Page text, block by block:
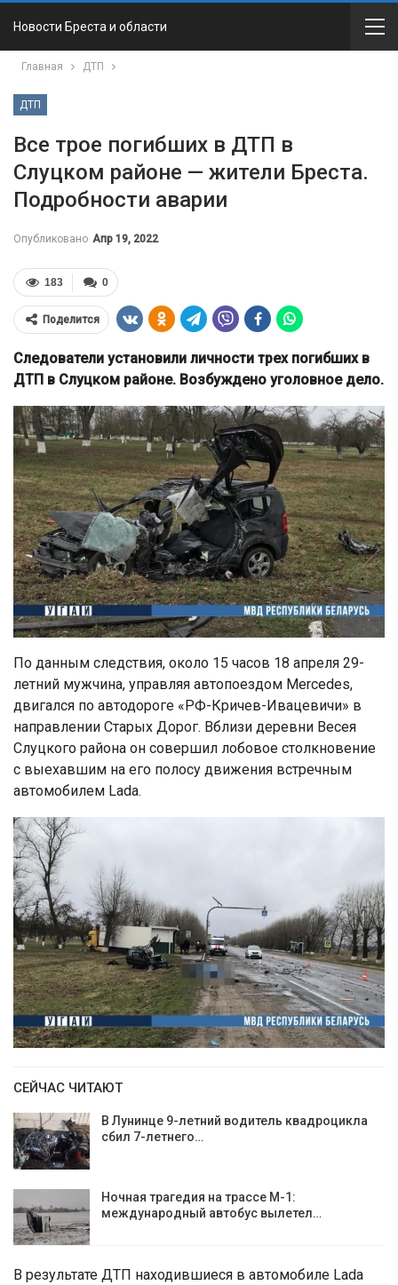
Новости Бреста и области
Главная ДТП
ДТП
Все трое погибших в ДТП в
Слуцком районе — жители Бреста.
Подробности аварии
Опубликовано Апр 19, 2022
0
183
Поделится
Следователи установили личности трех погибших в
ДТП в Слуцком районе. Возбуждено уголовное дело.
По данным следствия, около 15 часов 18 апреля 29-
летний мужчина, управляя автопоездом Mercedes,
двигался по автодороге «РФ-Кричев-Ивацевичи» в
направлении Старых Дорог. Вблизи деревни Весея
Слуцкого района он совершил лобовое столкновение
с выехавшим на его полосу движения встречным
автомобилем Lada.
СЕЙЧАС ЧИТАЮТ
В Лунинце 9-летний водитель квадроцикла
сбил 7-летнего…
Ночная трагедия на трассе М-1:
международный автобус вылетел…
В результате ДТП находившиеся в автомобиле Lada